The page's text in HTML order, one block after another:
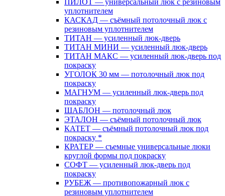
ПИЛОТ — универсальный люк с резиновым
уплотнителем
КАСКАД — съёмный потолочный люк с
резиновым уплотнителем
ТИТАН — усиленный люк-дверь
ТИТАН МИНИ — усиленный люк-дверь
ТИТАН МАКС — усиленный люк-дверь под
покраску
УГОЛОК 30 мм — потолочный люк под
покраску
МАГНУМ — усиленный люк-дверь под
покраску
ШАБЛОН — потолочный люк
ЭТАЛОН — съёмный потолочный люк
КАТЕТ — съёмный потолочный люк под
покраску *
КРАТЕР — съемные универсальные люки
круглой формы под покраску
СОФТ — усиленный люк-дверь под
покраску
РУБЕЖ — противопожарный люк с
резиновым уплотнителем